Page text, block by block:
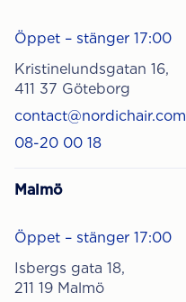
Öppet – stänger 17:00
Kristinelundsgatan 16,
411 37 Göteborg
contact@nordichair.com
08-20 00 18
Malmö
Öppet – stänger 17:00
Isbergs gata 18,
211 19 Malmö